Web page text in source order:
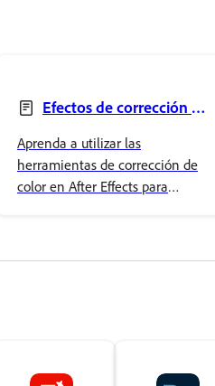
Efectos de corrección de
Aprenda a utilizar las
herramientas de corrección de
color en After Effects para